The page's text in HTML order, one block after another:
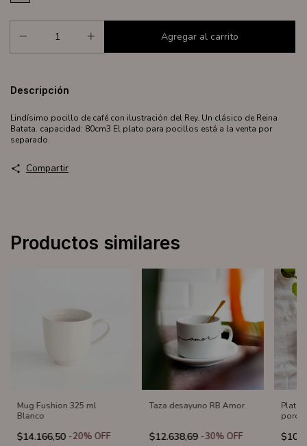
Descripción
Lindísimo pocillo de café con ilustración del Rey. Un clásico de Reina
Batata. capacidad: 80cm3 El plato para pocillos está a la venta por
separado.
Compartir
Productos similares
Mug Fushion 325 ml
Blanco
$14.166,50 -20% OFF
Taza desayuno RB Amor
$12.638,69 -30% OFF
Plato